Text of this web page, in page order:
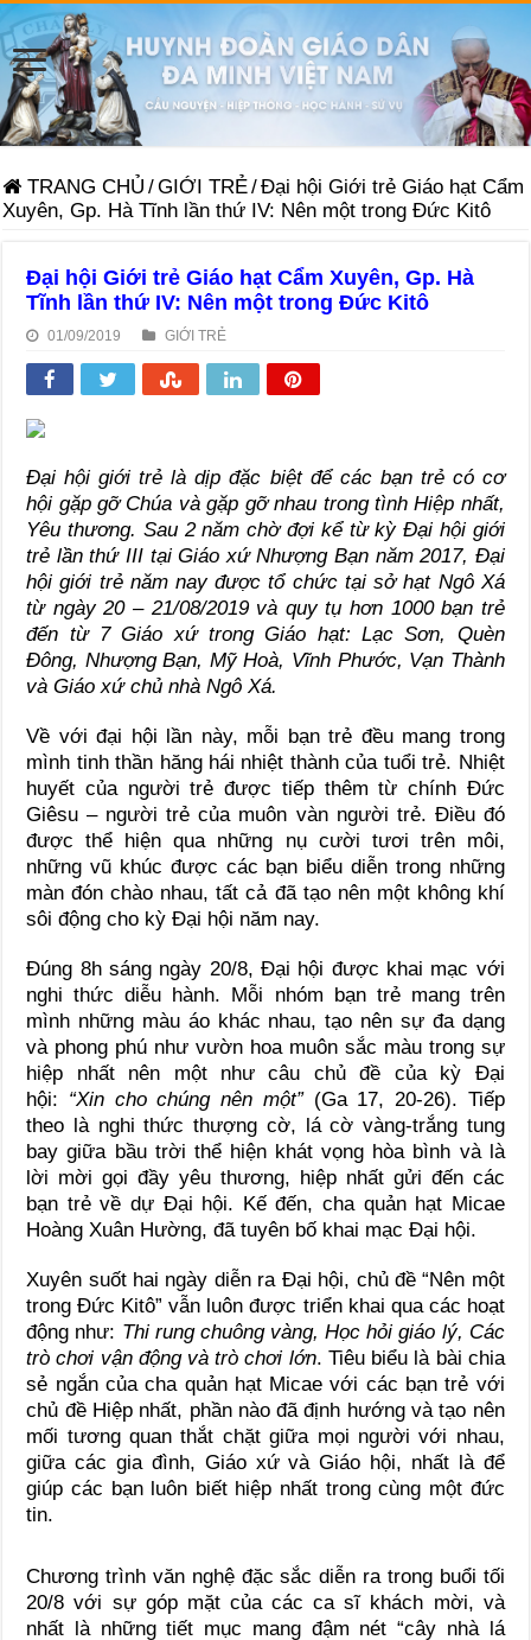
TRANG CHỦ /GIỚI TRẺ/Đại hội Giới trẻ Giáo hạt Cẩm
Xuyên, Gp. Hà Tĩnh lần thứ IV: Nên một trong Đức Kitô
Đại hội Giới trẻ Giáo hạt Cẩm Xuyên, Gp. Hà
Tĩnh lần thứ IV: Nên một trong Đức Kitô
01/09/2019 GIỚI TRẺ
Đại hội giới trẻ là dịp đặc biệt để các bạn trẻ có cơ
hội gặp gỡ Chúa và gặp gỡ nhau trong tình Hiệp nhất,
Yêu thương. Sau 2 năm chờ đợi kể từ kỳ Đại hội giới
trẻ lần thứ III tại Giáo xứ Nhượng Bạn năm 2017, Đại
hội giới trẻ năm nay được tổ chức tại sở hạt Ngô Xá
từ ngày 20 – 21/08/2019 và quy tụ hơn 1000 bạn trẻ
đến từ 7 Giáo xứ trong Giáo hạt: Lạc Sơn, Quèn
Đông, Nhượng Bạn, Mỹ Hoà, Vĩnh Phước, Vạn Thành
và Giáo xứ chủ nhà Ngô Xá.
Về với đại hội lần này, mỗi bạn trẻ đều mang trong
mình tinh thần hăng hái nhiệt thành của tuổi trẻ. Nhiệt
huyết của người trẻ được tiếp thêm từ chính Đức
Giêsu – người trẻ của muôn vàn người trẻ. Điều đó
được thể hiện qua những nụ cười tươi trên môi,
những vũ khúc được các bạn biểu diễn trong những
màn đón chào nhau, tất cả đã tạo nên một không khí
sôi động cho kỳ Đại hội năm nay.
Đúng 8h sáng ngày 20/8, Đại hội được khai mạc với
nghi thức diễu hành. Mỗi nhóm bạn trẻ mang trên
mình những màu áo khác nhau, tạo nên sự đa dạng
và phong phú như vườn hoa muôn sắc màu trong sự
hiệp nhất nên một như câu chủ đề của kỳ Đại
hội: “Xin cho chúng nên một”(Ga 17, 20-26). Tiếp
theo là nghi thức thượng cờ, lá cờ vàng-trắng tung
bay giữa bầu trời thể hiện khát vọng hòa bình và là
lời mời gọi đầy yêu thương, hiệp nhất gửi đến các
bạn trẻ về dự Đại hội. Kế đến, cha quản hạt Micae
Hoàng Xuân Hường, đã tuyên bố khai mạc Đại hội.
Xuyên suốt hai ngày diễn ra Đại hội, chủ đề “Nên một
trong Đức Kitô” vẫn luôn được triển khai qua các hoạt
động như: Thi rung chuông vàng, Học hỏi giáo lý, Các
trò chơi vận động và trò chơi lớn. Tiêu biểu là bài chia
sẻ ngắn của cha quản hạt Micae với các bạn trẻ với
chủ đề Hiệp nhất, phần nào đã định hướng và tạo nên
mối tương quan thắt chặt giữa mọi người với nhau,
giữa các gia đình, Giáo xứ và Giáo hội, nhất là để
giúp các bạn luôn biết hiệp nhất trong cùng một đức
tin.
Chương trình văn nghệ đặc sắc diễn ra trong buổi tối
20/8 với sự góp mặt của các ca sĩ khách mời, và
nhất là những tiết mục mang đậm nét “cây nhà lá